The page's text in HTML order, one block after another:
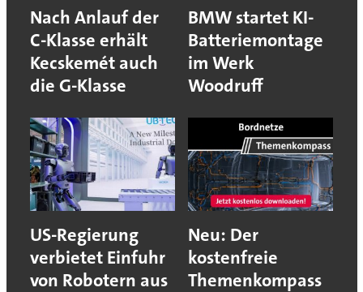
Nach Anlauf der
C-Klasse erhält
Kecskemét auch
die G-Klasse
BMW startet KI-
Batteriemontage
im Werk
Woodruff
US-Regierung
verbietet Einfuhr
von Robotern aus
Neu: Der
kostenfreie
Themenkompass